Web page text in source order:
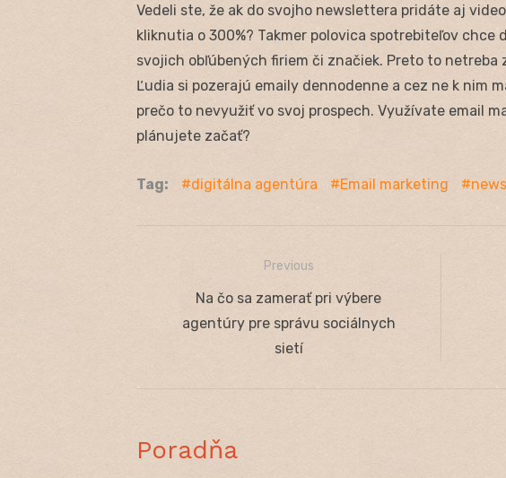
Vedeli ste, že ak do svojho newslettera pridáte aj
kliknutia o 300%? Takmer polovica spotrebiteľov chce
svojich obľúbených firiem či značiek. Preto to netreba
Ľudia si pozerajú emaily dennodenne a cez ne k nim
prečo to nevyužiť vo svoj prospech. Využívate email
plánujete začať?
Tag: digitálna agentúra Email marketing
Navigácia
Previous
Previous
post:
Na čo sa zamerať pri výbere
agentúry pre správu sociálnych
sietí
Poradňa